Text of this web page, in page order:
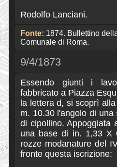
Rodolfo Lanciani.
Fonte: 1874. Bullettino
Comunale di Roma.
9/4/1873
Essendo giunti i
fabbricato a Piazza
la lettera d, si scoprì
m. 10.30 l'angolo di
di cipollino. Appoggiata
una base di in. 1,33 X
rozze modanature del
fronte questa iscrizione: